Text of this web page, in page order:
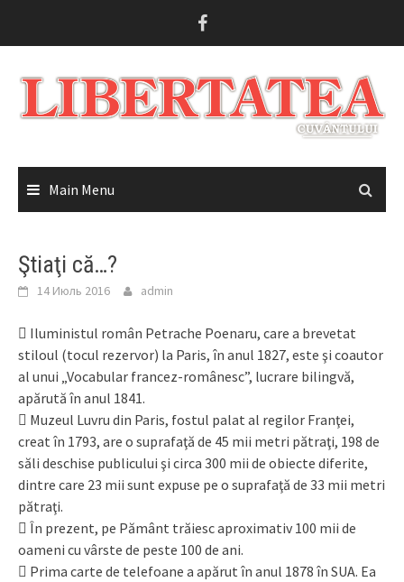
Main Menu
Ştiaţi că…?
14 Июль 2016 admin
 Iluministul român Petrache Poenaru, care a brevetat
stiloul (tocul rezervor) la Paris, în anul 1827, este şi coautor
al unui „Vocabular francez-românesc”, lucrare bilingvă,
apărută în anul 1841.
 Muzeul Luvru din Paris, fostul palat al regilor Franţei,
creat în 1793, are o suprafaţă de 45 mii metri pătraţi, 198 de
săli deschise publicului şi circa 300 mii de obiecte diferite,
dintre care 23 mii sunt expuse pe o suprafaţă de 33 mii metri
pătraţi.
 În prezent, pe Pământ trăiesc aproximativ 100 mii de
oameni cu vârste de peste 100 de ani.
 Prima carte de telefoane a apărut în anul 1878 în SUA. Ea